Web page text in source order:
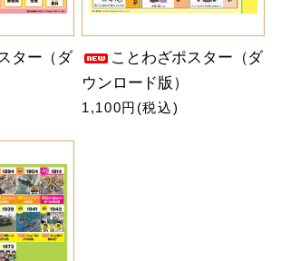
ター（ダ
ことわざポスター（ダ
ウンロード版）
1,100円(税込)